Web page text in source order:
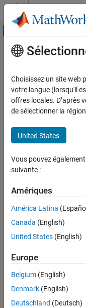
Passer au contenu
Activer/
Ressource
Contenu principal
Choisissez un site web
votre langue (lorsqu'il
offres locales. D’après
de sélectionner la
United States
Vous pouvez
suivante :
Amériques
América Latina
Canada (English)
United States (English)
Europe
Belgium (English)
Denmark (English)
Deutschland (Deutsch)
Lutte anti-piratage
© 1994-2026 The